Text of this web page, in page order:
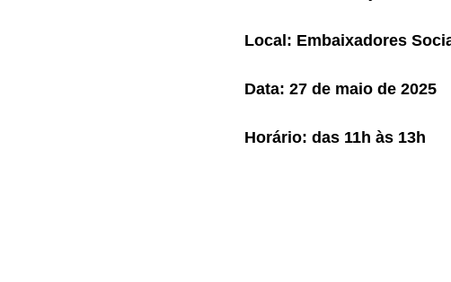
Local: Embaixadores
Data: 27 de maio de 2025
Horário: das 11h às 13h